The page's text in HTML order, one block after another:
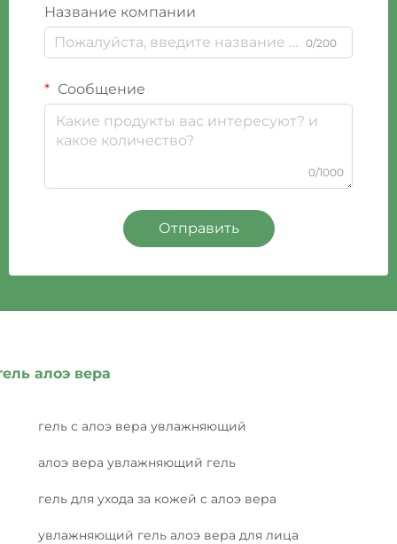
Название компании
0/200
Сообщение
0/1000
Отправить
алоэ вера
гель с алоэ вера увлажняющий
алоэ вера увлажняющий гель
гель для ухода за кожей с алоэ вера
увлажняющий гель алоэ вера для лица